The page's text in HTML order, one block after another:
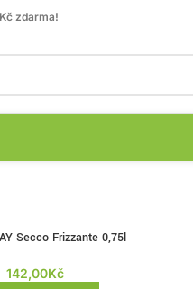
zdarma!
Secco Frizzante 0,75l
142,00Kč